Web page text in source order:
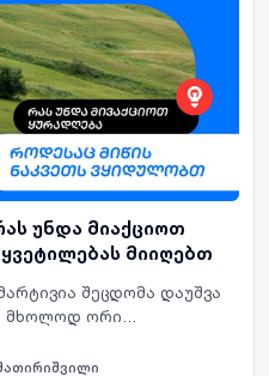
უნდა მიაქციოთ
მიიღებთ
შეცდომა დაუშვა
მხოლოდ ორი
განსხვავებით,